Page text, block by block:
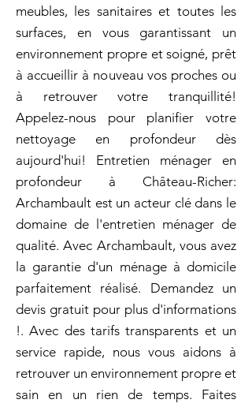
meubles, les sanitaires et toutes les
surfaces, en vous garantissant un
environnement propre et soigné, prêt
à accueillir à nouveau vos proches ou
à retrouver votre tranquillité!
Appelez-nous pour planifier votre
nettoyage en profondeur dès
aujourd'hui! Entretien ménager en
profondeur à Château-Richer:
Archambault est un acteur clé dans le
domaine de l'entretien ménager de
qualité. Avec Archambault, vous avez
la garantie d'un ménage à domicile
parfaitement réalisé. Demandez un
devis gratuit pour plus d'informations
!. Avec des tarifs transparents et un
service rapide, nous vous aidons à
retrouver un environnement propre et
sain en un rien de temps. Faites